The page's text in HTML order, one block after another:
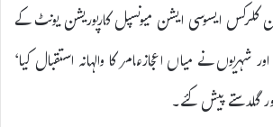
ایسوسی ایشن میونسپل کارپوریشن یونٹ کے
شہریوں نے میاں اعجازعامر کا والہانہ استقبال کیا‘
گلدستے پیش کئے۔